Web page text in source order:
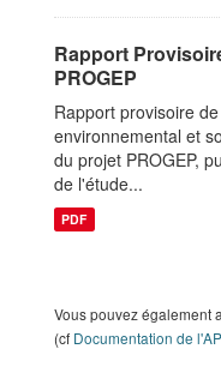
Rapport
PROGEP
Rapport provisoire
environnemental et
du projet PROGEP,
de l'étude...
PDF
Vous pouvez également
(cf Documentation de